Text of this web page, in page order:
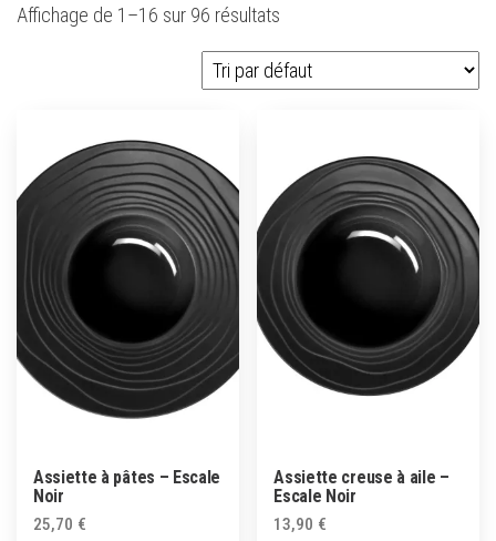
Affichage de 1–16 sur 96 résultats
Assiette à pâtes – Escale
Noir
25,70 €
Assiette creuse à aile –
Escale Noir
13,90 €